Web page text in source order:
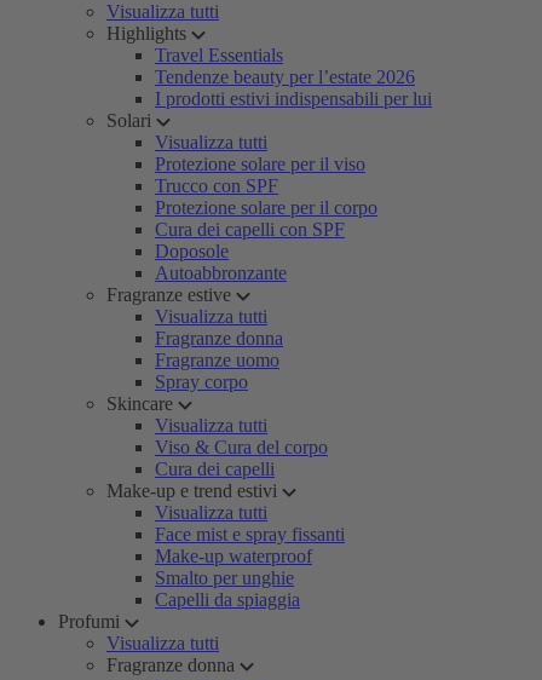
Visualizza tutti
Highlights
Travel Essentials
Tendenze beauty per l’estate 2026
I prodotti estivi indispensabili per lui
Solari
Visualizza tutti
Protezione solare per il viso
Trucco con SPF
Protezione solare per il corpo
Cura dei capelli con SPF
Doposole
Autoabbronzante
Fragranze estive
Visualizza tutti
Fragranze donna
Fragranze uomo
Spray corpo
Skincare
Visualizza tutti
Viso & Cura del corpo
Cura dei capelli
Make-up e trend estivi
Visualizza tutti
Face mist e spray fissanti
Make-up waterproof
Smalto per unghie
Capelli da spiaggia
Profumi
Visualizza tutti
Fragranze donna